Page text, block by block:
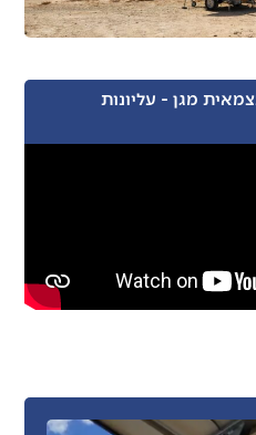
מגן - עליונות